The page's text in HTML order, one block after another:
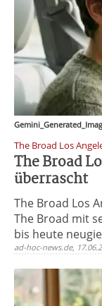
The Broad Los
The Broad
überrascht
The Broad Los
The Broad mit
bis heute
ad-hoc-news.de,